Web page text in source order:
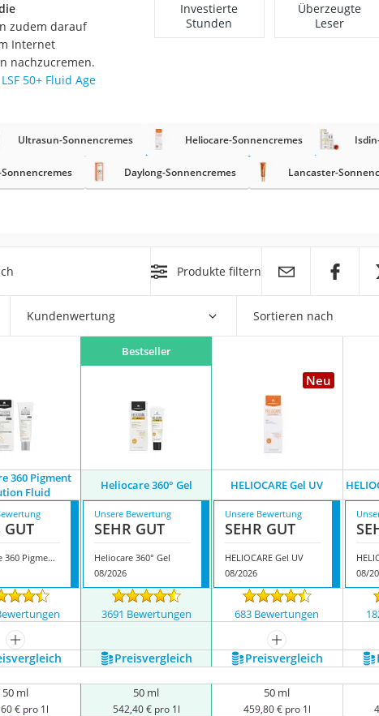
zudem darauf
Internet
nachzucremen.
50+ Fluid Age
Investierte
Stunden
Überzeugte
Leser
Ultrasun-Sonnencremes Heliocare-Sonnencremes
Daylong-Sonnencremes Lancaster-
Produkte filtern
Kundenwertung Sortieren nach
Bestseller
Neu
360 Pigment
Fluid
Heliocare 360° Gel HELIOCARE Gel UV
GUT
Heliocare 360 Pigment Solution Fluid
Unsere Bewertung
SEHR GUT
Heliocare 360° Gel
08/2026
Unsere Bewertung
SEHR GUT
HELIOCARE Gel UV
08/2026
08/
3691 Bewertungen 683 Bewertungen
mehr anzeigen
mehr anzeigen
Preis­vergleich Preis­vergleich
50 ml
€ pro 1l
50 ml
542,40 € pro 1l
50 ml
459,80 € pro 1l